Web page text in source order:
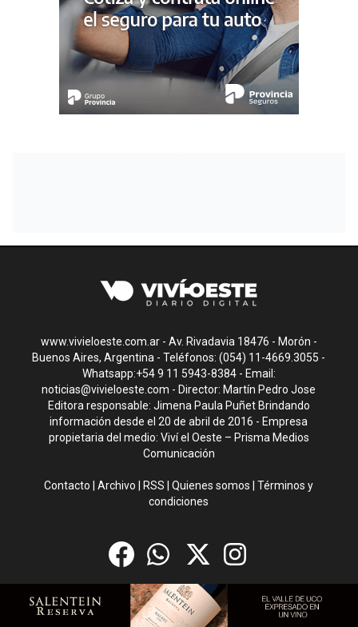
www.vivieloeste.com.ar - Av. Rivadavia 18476 - Morón -
Buenos Aires, Argentina - Teléfonos: (054) 11-4669.3055 -
Whatsapp:+54 9 11 5943-8384 - Email:
noticias@vivieloeste.com - Director: Martín Pedro Jose
Editora responsable: Jimena Paula Puñet Brindando
información desde el 20 de abril de 2016 - Empresa
propietaria del medio: Viví el Oeste – Prisma Medios
Comunicación
Contacto |Archivo RSS |Quienes somos |Términos y
condiciones
CMS para medios byTroop